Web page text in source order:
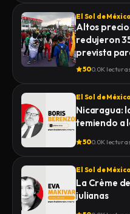
El Sol de México
Altos
redujeron
prevista
500.0K
El Sol de México
Nicaragua:
temiendo a
500.0K
El Sol de México
La Crème
julianas